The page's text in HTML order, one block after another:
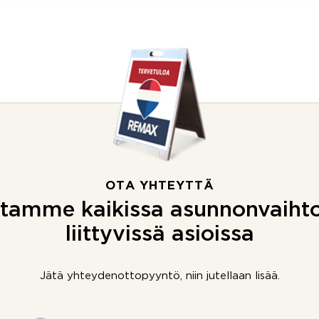
OTA YHTEYTTÄ
kaikissa
liittyvissä asioissa
Jätä yhteydenottopyyntö, niin jutellaan lisää.